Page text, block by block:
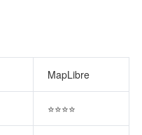
MapLibre
⭐⭐⭐⭐